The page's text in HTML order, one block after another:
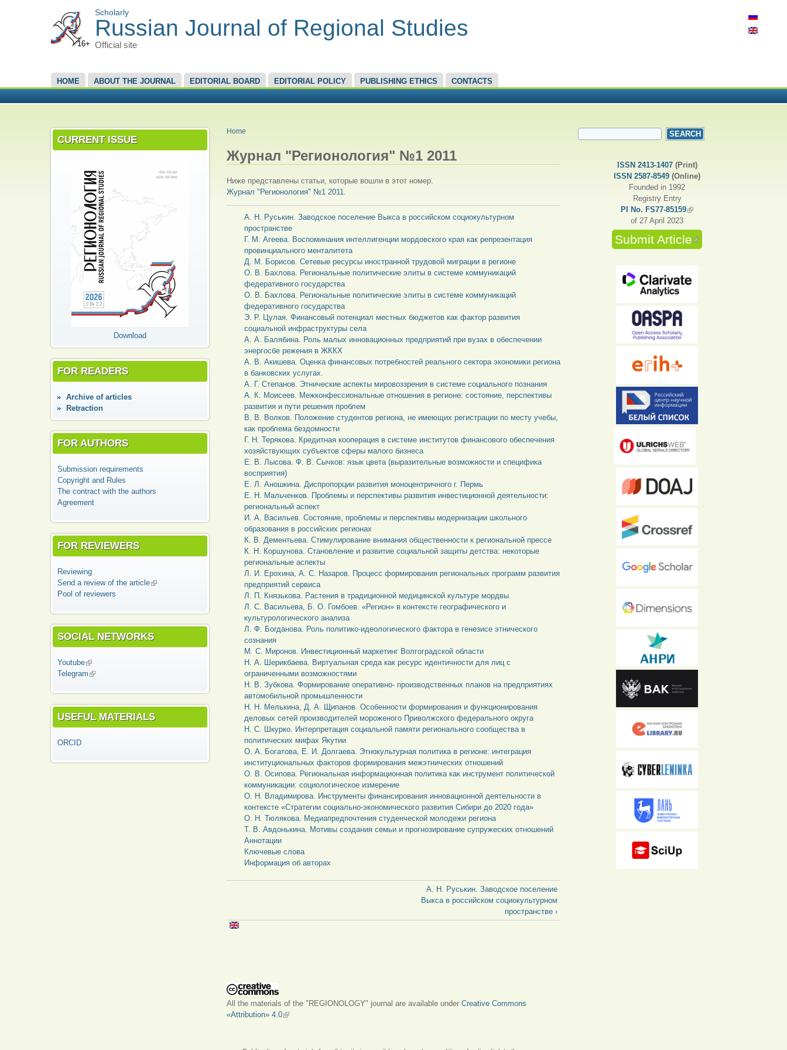
16+
Scholarly
Russian Journal of Regional Studies
Official site
MAIN MENU
HOME ABOUT THE JOURNAL EDITORIAL BOARD EDITORIAL POLICY PUBLISHING ETHICS CONTACTS
CURRENT ISSUE
Download
FOR READERS
Аrchive of articles
Retraction
FOR AUTHORS
Submission requirements
Copyright and Rules
The contract with the authors
Agreement
FOR REVIEWERS
Reviewing
Send a review of the article(link is external)
Pool of reviewers
SOCIAL NETWORKS
Youtube(link is external)
Telegram (link is external)
USEFUL MATERIALS
ORCID
YOU ARE HERE
Home
Журнал "Регионология" №1 2011
Ниже представлены статьи, которые вошли в этот номер.
Журнал "Регионология" №1 2011.
А. Н. Руськин. Заводское поселение Выкса в российском социокультурном
пространстве
Г. М. Агеева. Воспоминания интеллигенции мордовского края как репрезентация
провинциального менталитета
Д. М. Борисов. Сетевые ресурсы иностранной трудовой миграции в регионе
О. В. Бахлова. Региональные политические элиты в системе коммуникаций
федеративного государства
О. В. Бахлова. Региональные политические элиты в системе коммуникаций
федеративного государства
Э. Р. Цулая. Финансовый потенциал местных бюджетов как фактор развития
социальной инфраструктуры села
А. А. Балябина. Роль малых инновационных предприятий при вузах в обеспечении
энергосбе режения в ЖККХ
А. В. Акишева. Оценка финансовых потребностей реального сектора экономики региона
в банковских услугах.
А. Г. Степанов. Этнические аспекты мировоззрения в системе социального познания
А. К. Моисеев. Межконфессиональные отношения в регионе: состояние, перспективы
развития и пути решения проблем
В. В. Волков. Положение студентов региона, не имеющих регистрации по месту учебы,
как проблема бездомности
Г. Н. Терякова. Кредитная кооперация в системе институтов финансового обеспечения
хозяйствующих субъектов сферы малого бизнеса
Е. В. Лысова. Ф. В. Сычков: язык цвета (выразительные возможности и специфика
восприятия)
Е. Л. Аношкина. Диспропорции развития моноцентричного г. Пермь
Е. Н. Мальченков. Проблемы и перспективы развития инвестиционной деятельности:
региональный аспект
И. А. Васильев. Состояние, проблемы и перспективы модернизации школьного
образования в российских регионах
К. В. Дементьева. Стимулирование внимания общественности к региональной прессе
К. Н. Коршунова. Становление и развитие социальной защиты детства: некоторые
региональные аспекты
Л. И. Ерохина, А. С. Назаров. Процесс формирования региональных программ развития
предприятий сервиса
Л. П. Князькова. Растения в традиционной медицинской культуре мордвы
Л. С. Васильева, Б. О. Гомбоев. «Регион» в контексте географического и
культурологического анализа
Л. Ф. Богданова. Роль политико-идеологического фактора в генезисе этнического
сознания
М. С. Миронов. Инвестиционный маркетинг Волгоградской области
Н. А. Шерикбаева. Виртуальная среда как ресурс идентичности для лиц с
ограниченными возможностями
Н. В. Зубкова. Формирование оперативно- производственных планов на предприятиях
автомобильной промышленности
Н. Н. Мелькина, Д. А. Щипанов. Особенности формирования и функционирования
деловых сетей производителей мороженого Приволжского федерального округа
Н. С. Шкурко. Интерпретация социальной памяти регионального сообщества в
политических мифах Якутии
О. А. Богатова, Е. И. Долгаева. Этнокультурная политика в регионе: интеграция
институциональных факторов формирования межэтнических отношений
О. В. Осипова. Региональная информационная политика как инструмент политической
коммуникации: социологическое измерение
О. Н. Владимирова. Инструменты финансирования инновационной деятельности в
контексте «Стратегии социально-экономического развития Сибири до 2020 года»
О. Н. Тюлякова. Медиапредпочтения студенческой молодежи региона
Т. В. Авдонькина. Мотивы создания семьи и прогнозирование супружеских отношений
Аннотации
Ключевые слова
Информация об авторах
А. Н. Руськин. Заводское поселение
Выкса в российском социокультурном
пространстве ›
All the materials of the "REGIONOLOGY" journal are available under Creative Commons
«Attribution» 4.0(link is external)
SEARCH FORM
ISSN 2413-1407(Print)
ISSN 2587-8549 (Online)
Founded in 1992
Registry Entry
PI No. FS77-85159(link is external)
of 27 April 2023
Submit Article(link is external)